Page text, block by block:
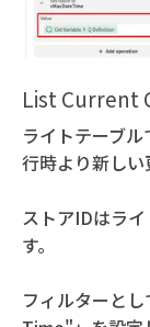
List Current
ライトテーブ
行時より新しい
ストアIDはラ
す。
フィルターと